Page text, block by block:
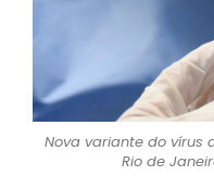
Nova variante do vírus
Rio de